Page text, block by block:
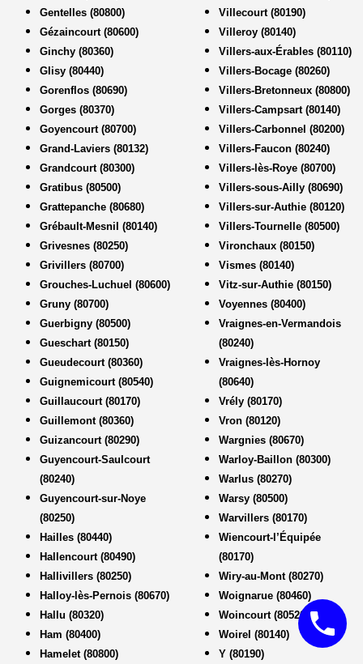
Gentelles (80800)
Gézaincourt (80600)
Ginchy (80360)
Glisy (80440)
Gorenflos (80690)
Gorges (80370)
Goyencourt (80700)
Grand-Laviers (80132)
Grandcourt (80300)
Gratibus (80500)
Grattepanche (80680)
Grébault-Mesnil (80140)
Grivesnes (80250)
Grivillers (80700)
Grouches-Luchuel (80600)
Gruny (80700)
Guerbigny (80500)
Gueschart (80150)
Gueudecourt (80360)
Guignemicourt (80540)
Guillaucourt (80170)
Guillemont (80360)
Guizancourt (80290)
Guyencourt-Saulcourt
(80240)
Guyencourt-sur-Noye
(80250)
Hailles (80440)
Hallencourt (80490)
Hallivillers (80250)
Halloy-lès-Pernois (80670)
Hallu (80320)
Ham (80400)
Hamelet (80800)
Villecourt (80190)
Villeroy (80140)
Villers-aux-Érables (80110)
Villers-Bocage (80260)
Villers-Bretonneux (80800)
Villers-Campsart (80140)
Villers-Carbonnel (80200)
Villers-Faucon (80240)
Villers-lès-Roye (80700)
Villers-sous-Ailly (80690)
Villers-sur-Authie (80120)
Villers-Tournelle (80500)
Vironchaux (80150)
Vismes (80140)
Vitz-sur-Authie (80150)
Voyennes (80400)
Vraignes-en-Vermandois
(80240)
Vraignes-lès-Hornoy
(80640)
Vrély (80170)
Vron (80120)
Wargnies (80670)
Warloy-Baillon (80300)
Warlus (80270)
Warsy (80500)
Warvillers (80170)
Wiencourt-l’Équipée
(80170)
Wiry-au-Mont (80270)
Woignarue (80460)
Woincourt (80520)
Woirel (80140)
Y (80190)